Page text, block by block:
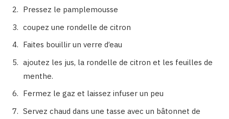
Pressez le pamplemousse
coupez une rondelle de citron
Faites bouillir un verre d’eau
ajoutez les jus, la rondelle de citron et les feuilles de
menthe.
Fermez le gaz et laissez infuser un peu
Servez chaud dans une tasse avec un bâtonnet de